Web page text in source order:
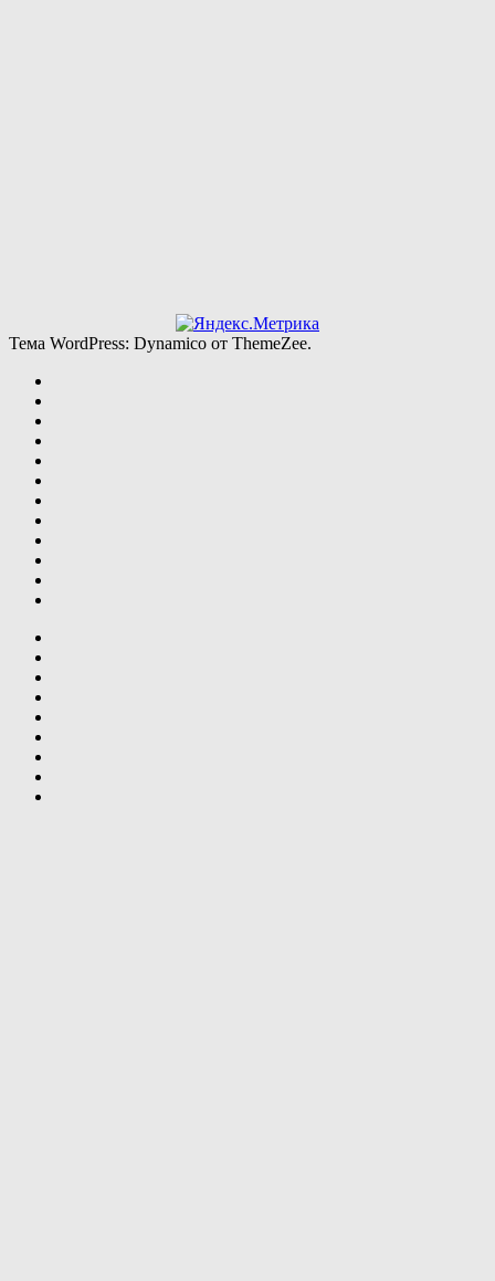
Тема WordPress: Dynamico от ThemeZee.